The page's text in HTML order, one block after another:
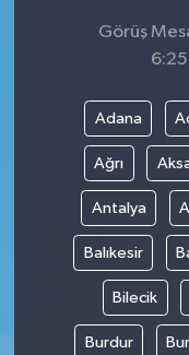
Görüş
Adana
Ağrı
Antalya
Balıkesir
Bilecik
Burdur